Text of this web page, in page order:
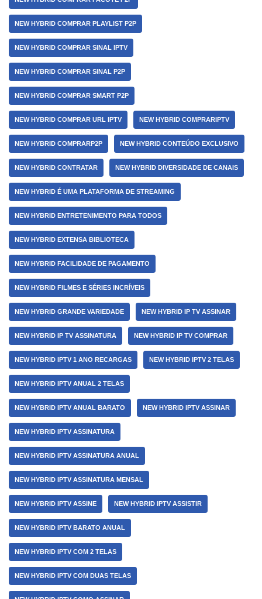
NEW HYBRID COMPRAR PLAYLIST P2P
NEW HYBRID COMPRAR SINAL IPTV
NEW HYBRID COMPRAR SINAL P2P
NEW HYBRID COMPRAR SMART P2P
NEW HYBRID COMPRAR URL IPTV NEW HYBRID COMPRARIPTV
NEW HYBRID COMPRARP2P NEW HYBRID CONTEÚDO EXCLUSIVO
NEW HYBRID CONTRATAR NEW HYBRID DIVERSIDADE DE CANAIS
NEW HYBRID É UMA PLATAFORMA DE STREAMING
NEW HYBRID ENTRETENIMENTO PARA TODOS
NEW HYBRID EXTENSA BIBLIOTECA
NEW HYBRID FACILIDADE DE PAGAMENTO
NEW HYBRID FILMES E SÉRIES INCRÍVEIS
NEW HYBRID GRANDE VARIEDADE NEW HYBRID IP TV ASSINAR
NEW HYBRID IP TV ASSINATURA NEW HYBRID IP TV COMPRAR
NEW HYBRID IPTV 1 ANO RECARGAS NEW HYBRID IPTV 2 TELAS
NEW HYBRID IPTV ANUAL 2 TELAS
NEW HYBRID IPTV ANUAL BARATO NEW HYBRID IPTV ASSINAR
NEW HYBRID IPTV ASSINATURA
NEW HYBRID IPTV ASSINATURA ANUAL
NEW HYBRID IPTV ASSINATURA MENSAL
NEW HYBRID IPTV ASSINE NEW HYBRID IPTV ASSISTIR
NEW HYBRID IPTV BARATO ANUAL
NEW HYBRID IPTV COM 2 TELAS
NEW HYBRID IPTV COM DUAS TELAS